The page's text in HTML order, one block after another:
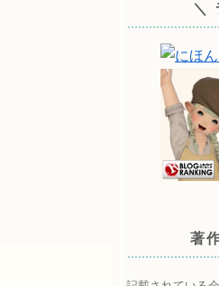
＼
著